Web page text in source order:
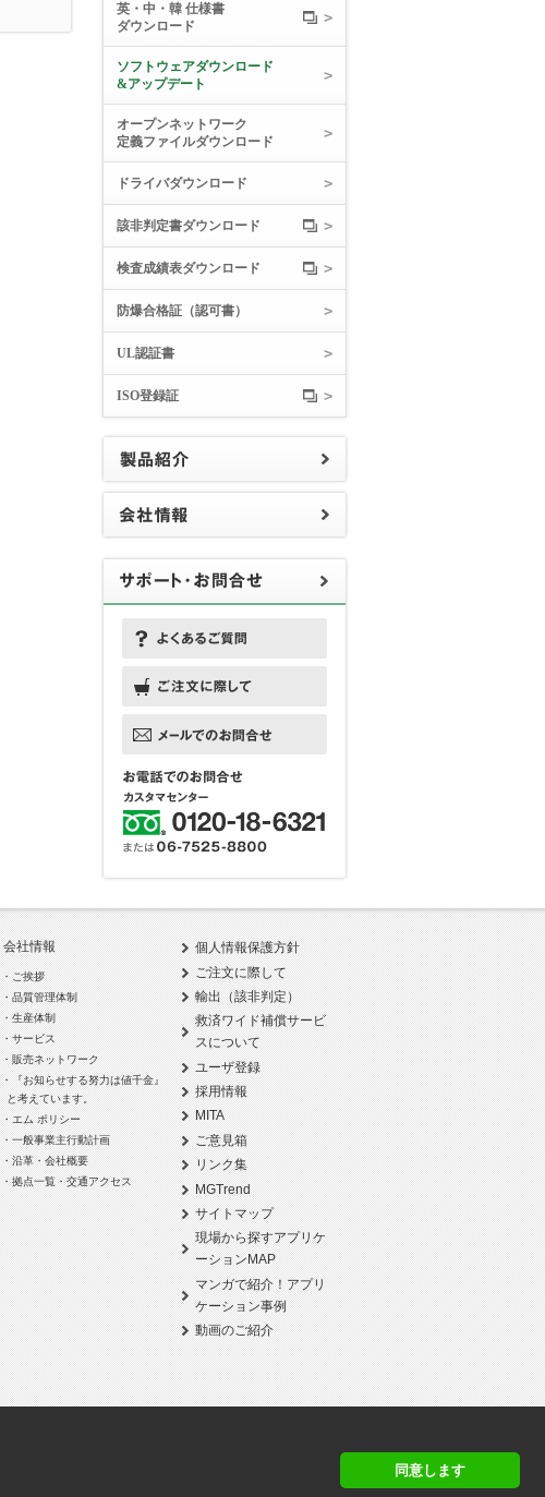
同意します
英・中・韓 仕様書
ダウンロード
ソフトウェアダウンロード
&アップデート
オープンネットワーク
定義ファイルダウンロード
ドライバダウンロード
該非判定書ダウンロード
検査成績表ダウンロード
防爆合格証（認可書）
UL認証書
ISO登録証
会社情報
・ご挨拶
・品質管理体制
・生産体制
・サービス
・販売ネットワーク
・『お知らせする努力は値千金』
と考えています。
・エム ポリシー
・一般事業主行動計画
・沿革・会社概要
・拠点一覧・交通アクセス
個人情報保護方針
ご注文に際して
輸出（該非判定）
救済ワイド補償サービ
スについて
ユーザ登録
採用情報
MITA
ご意見箱
リンク集
MGTrend
サイトマップ
現場から探すアプリケ
ーションMAP
マンガで紹介！アプリ
ケーション事例
動画のご紹介